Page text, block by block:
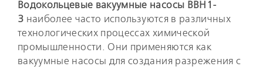
Водокольцевые вакуумные насосы ВВН1-
3 наиболее часто используются в различных
технологических процессах химической
промышленности. Они применяются как
вакуумные насосы для создания разрежения с